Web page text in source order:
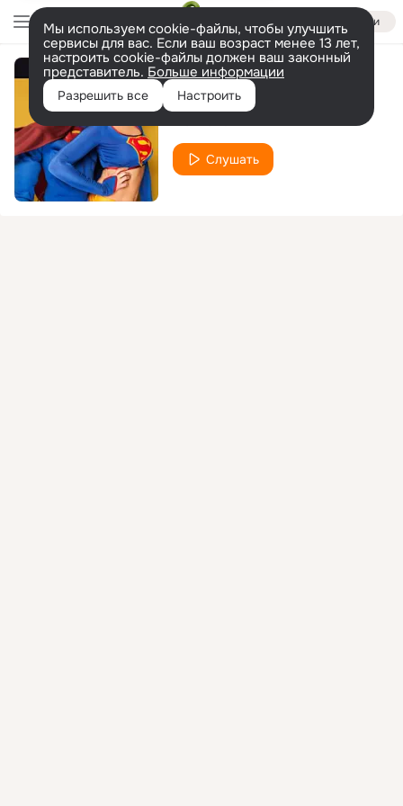
Войти
Мы используем cookie-файлы, чтобы улучшить
сервисы для вас. Если ваш возраст менее 13 лет,
настроить cookie-файлы должен ваш законный
представитель. Больше информации
Разрешить все Настроить
Eye Of The Tiger
Слушать